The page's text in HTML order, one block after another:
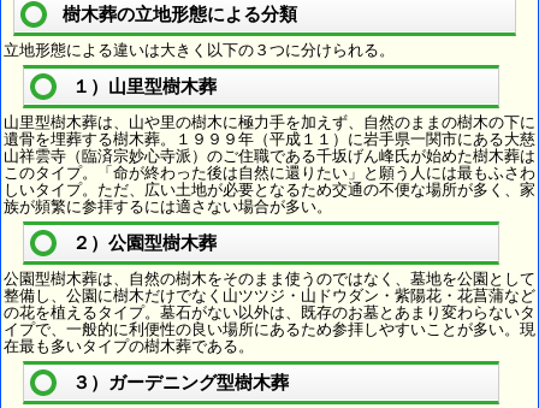
樹木葬の立地形態による分類
立地形態による違いは大きく以下の３つに分けられる。
１）山里型樹木葬
山里型樹木葬は、山や里の樹木に極力手を加えず、自然のままの樹木の下に
遺骨を埋葬する樹木葬。１９９９年（平成１１）に岩手県一関市にある大慈
山祥雲寺（臨済宗妙心寺派）のご住職である千坂げん峰氏が始めた樹木葬は
このタイプ。「命が終わった後は自然に還りたい」と願う人には最もふさわ
しいタイプ。ただ、広い土地が必要となるため交通の不便な場所が多く、家
族が頻繁に参拝するには適さない場合が多い。
２）公園型樹木葬
公園型樹木葬は、自然の樹木をそのまま使うのではなく、墓地を公園として
整備し、公園に樹木だけでなく山ツツジ・山ドウダン・紫陽花・花菖蒲など
の花を植えるタイプ。墓石がない以外は、既存のお墓とあまり変わらないタ
イプで、一般的に利便性の良い場所にあるため参拝しやすいことが多い。現
在最も多いタイプの樹木葬である。
３）ガーデニング型樹木葬